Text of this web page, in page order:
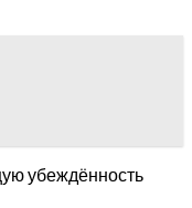
убеждённость